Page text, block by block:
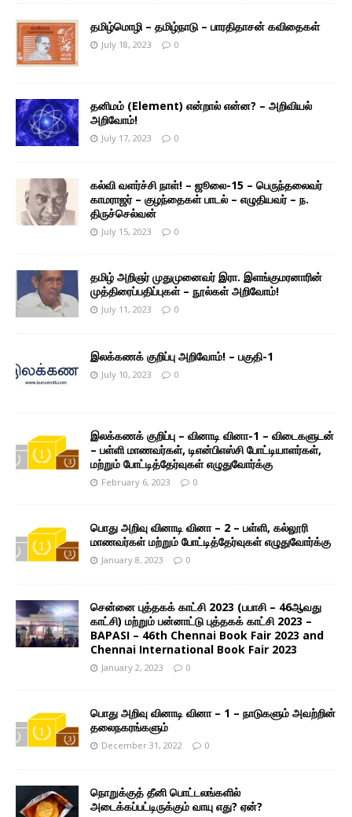
தமிழ்மொழி – தமிழ்நாடு – பாரதிதாசன் கவிதைகள்
July 18, 2023 0
தனிமம் (Element) என்றால் என்ன? – அறிவியல்
அறிவோம்!
July 17, 2023 0
கல்வி வளர்ச்சி நாள்! – ஜூலை-15 – பெருந்தலைவர்
காமராஜர் – குழந்தைகள் பாடல் – எழுதியவர் – ந.
திருச்செல்வன்
July 15, 2023 0
தமிழ் அறிஞர் முதுமுனைவர் இரா. இளங்குமரனாரின்
முத்திரைப்பதிப்புகள் – நூல்கள் அறிவோம்!
July 11, 2023 0
இலக்கணக் குறிப்பு அறிவோம்! – பகுதி-1
July 10, 2023 0
இலக்கணக் குறிப்பு – வினாடி வினா-1 – விடைகளுடன்
– பள்ளி மாணவர்கள், டிஎன்பிஎஸ்சி போட்டியாளர்கள்,
மற்றும் போட்டித்தேர்வுகள் எழுதுவோர்க்கு
February 6, 2023 0
பொது அறிவு வினாடி வினா – 2 – பள்ளி, கல்லூரி
மாணவர்கள் மற்றும் போட்டித்தேர்வுகள் எழுதுவோர்க்கு
January 8, 2023 0
சென்னை புத்தகக் காட்சி 2023 (பபாசி – 46ஆவது
காட்சி) மற்றும் பன்னாட்டு புத்தகக் காட்சி 2023 –
BAPASI – 46th Chennai Book Fair 2023 and
Chennai International Book Fair 2023
January 2, 2023 0
பொது அறிவு வினாடி வினா – 1 – நாடுகளும் அவற்றின்
தலைநகரங்களும்
December 31, 2022 0
நொறுக்குத் தீனி பொட்டலங்களில்
அடைக்கப்பட்டிருக்கும் வாயு எது? ஏன்?